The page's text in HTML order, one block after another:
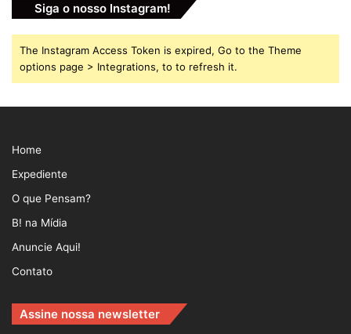
Siga o nosso Instagram!
The Instagram Access Token is expired, Go to the Theme
options page > Integrations, to to refresh it.
Home
Expediente
O que Pensam?
B! na Mídia
Anuncie Aqui!
Contato
Assine nossa newsletter